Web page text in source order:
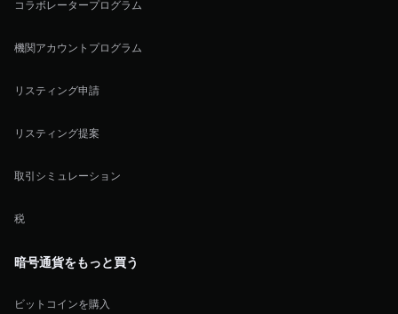
コラボレータープログラム
機関アカウントプログラム
リスティング申請
リスティング提案
取引シミュレーション
税
暗号通貨をもっと買う
ビットコインを購入